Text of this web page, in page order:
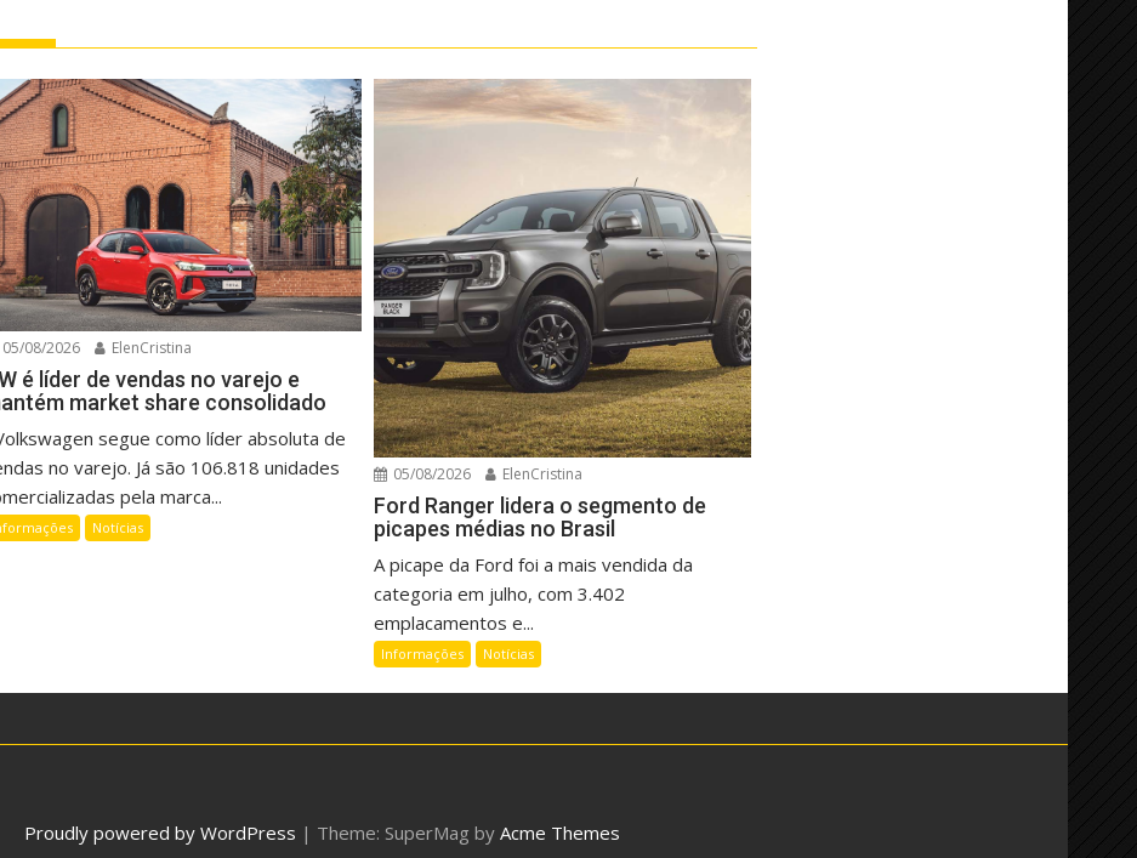
05/08/2026 ElenCristina
é líder de vendas no varejo e
market share consolidado
segue como líder absoluta de
no varejo. Já são 106.818 unidades
pela marca...
Notícias
05/08/2026 ElenCristina
Ford Ranger lidera o segmento de
picapes médias no Brasil
A picape da Ford foi a mais vendida da
categoria em julho, com 3.402
emplacamentos e...
Informações Notícias
Proudly powered by WordPress | Theme: SuperMag by Acme Themes